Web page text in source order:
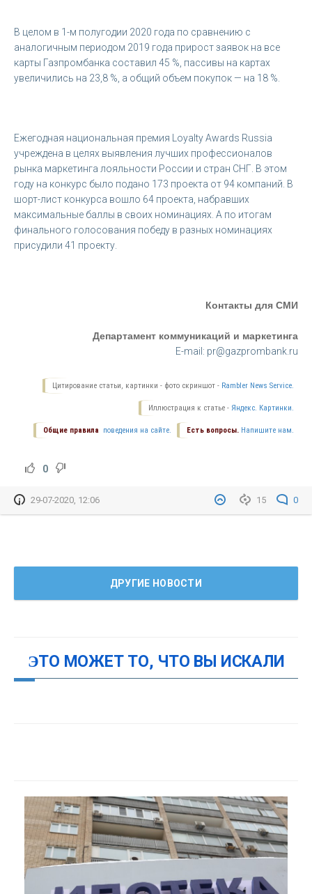
В целом в 1-м полугодии 2020 года по сравнению с
аналогичным периодом 2019 года прирост заявок на все
карты Газпромбанка составил 45 %, пассивы на картах
увеличились на 23,8 %, а общий объем покупок — на 18 %.
Ежегодная национальная премия Loyalty Awards Russia
учреждена в целях выявления лучших профессионалов
рынка маркетинга лояльности России и стран СНГ. В этом
году на конкурс было подано 173 проекта от 94 компаний. В
шорт-лист конкурса вошло 64 проекта, набравших
максимальные баллы в своих номинациях. А по итогам
финального голосования победу в разных номинациях
присудили 41 проекту.
Контакты для СМИ
Департамент коммуникаций и маркетинга
E-mail: pr@gazprombank.ru
Цитирование статьи, картинки - фото скриншот - Rambler News Service.
Иллюстрация к статье - Яндекс. Картинки.
Есть вопросы. Напишите нам.
Общие правила поведения на сайте.
0
15 0
29-07-2020, 12:06
ДРУГИЕ НОВОСТИ
ЭТО МОЖЕТ ТО, ЧТО ВЫ ИСКАЛИ